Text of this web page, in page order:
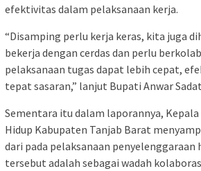
efektivitas dalam pelaksanaan kerja.
“Disamping perlu kerja keras, kita juga
bekerja dengan cerdas dan perlu
pelaksanaan tugas dapat lebih cepat,
tepat sasaran,” lanjut Bupati Anwar
Sementara itu dalam laporannya,
Hidup Kabupaten Tanjab Barat
dari pada pelaksanaan
tersebut adalah sebagai wadah